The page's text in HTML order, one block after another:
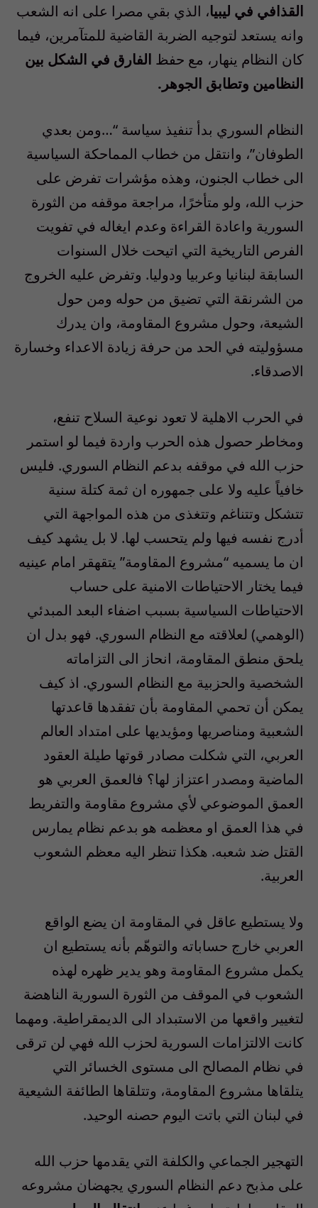
القذافي في ليبيا، الذي بقي مصرا على انه الشعب
وانه يستعد لتوجيه الضربة القاضية للمتآمرين، فيما
كان النظام ينهار، مع حفظ الفارق في الشكل بين
النظامين وتطابق الجوهر.
النظام السوري بدأ تنفيذ سياسة “…ومن بعدي
الطوفان”، وانتقل من خطاب المماحكة السياسية
الى خطاب الجنون، وهذه مؤشرات تفرض على
حزب الله، ولو متأخرًا، مراجعة موقفه من الثورة
السورية واعادة القراءة وعدم ايغاله في تفويت
الفرص التاريخية التي اتيحت خلال السنوات
السابقة لبنانيا وعربيا ودوليا. وتفرض عليه الخروج
من الشرنقة التي تضيق من حوله ومن حول
الشيعة، وحول مشروع المقاومة، وان يدرك
مسؤوليته في الحد من حرفة زيادة الاعداء وخسارة
الاصدقاء.
في الحرب الاهلية لا تعود نوعية السلاح تنفع،
ومخاطر حصول هذه الحرب واردة فيما لو استمر
حزب الله في موقفه بدعم النظام السوري. فليس
خافياً عليه ولا على جمهوره ان ثمة كتلة سنية
تتشكل وتتناغم وتتغذى من هذه المواجهة التي
أدرج نفسه فيها ولم يتحسب لها. لا بل يشهد كيف
ان ما يسميه “مشروع المقاومة” يتقهقر امام عينيه
فيما يختار الاحتياطات الامنية على حساب
الاحتياطات السياسية بسبب اضفاء البعد المبدئي
(الوهمي) لعلاقته مع النظام السوري. فهو بدل ان
يلحق منطق المقاومة، انحاز الى التزاماته
الشخصية والحزبية مع النظام السوري. اذ كيف
يمكن أن تحمي المقاومة بأن تفقدها قاعدتها
الشعبية ومناصريها ومؤيديها على امتداد العالم
العربي، التي شكلت مصادر قوتها طيلة العقود
الماضية ومصدر اعتزاز لها؟ فالعمق العربي هو
العمق الموضوعي لأي مشروع مقاومة والتفريط
في هذا العمق او معظمه هو بدعم نظام يمارس
القتل ضد شعبه. هكذا تنظر اليه معظم الشعوب
العربية.
ولا يستطيع عاقل في المقاومة ان يضع الواقع
العربي خارج حساباته والتوهّم بأنه يستطيع ان
يكمل مشروع المقاومة وهو يدير ظهره لهذه
الشعوب في الموقف من الثورة السورية الناهضة
لتغيير واقعها من الاستبداد الى الديمقراطية. ومهما
كانت الالتزامات السورية لحزب الله فهي لن ترقى
في نظام المصالح الى مستوى الخسائر التي
يتلقاها مشروع المقاومة، وتتلقاها الطائفة الشيعية
في لبنان التي باتت اليوم حصنه الوحيد.
التهجير الجماعي والكلفة التي يقدمها حزب الله
على مذبح دعم النظام السوري يجهضان مشروعه